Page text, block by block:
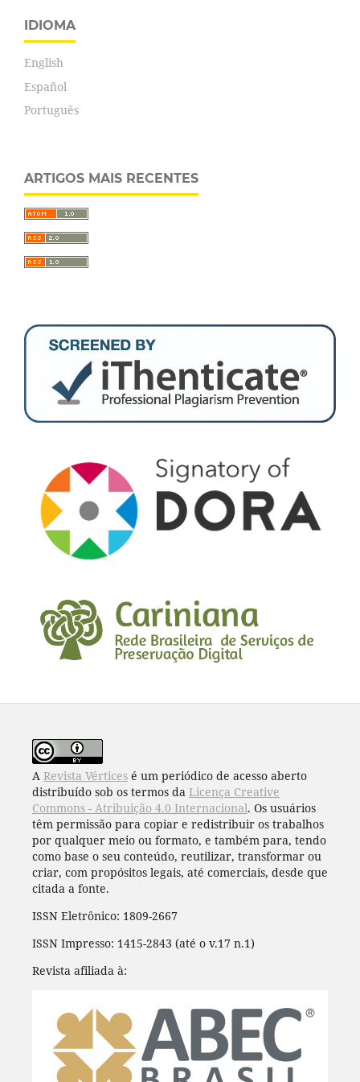
IDIOMA
English
Español
Português
ARTIGOS MAIS RECENTES
A Revista Vérticesé um periódico de acesso aberto
distribuído sob os termos da Licença Creative
Commons - Atribuição 4.0 Internacional. Os usuários
têm permissão para copiar e redistribuir os trabalhos
por qualquer meio ou formato, e também para, tendo
como base o seu conteúdo, reutilizar, transformar ou
criar, com propósitos legais, até comerciais, desde que
citada a fonte.
ISSN Eletrônico: 1809-2667
ISSN Impresso: 1415-2843 (até o v.17 n.1)
Revista afiliada à: